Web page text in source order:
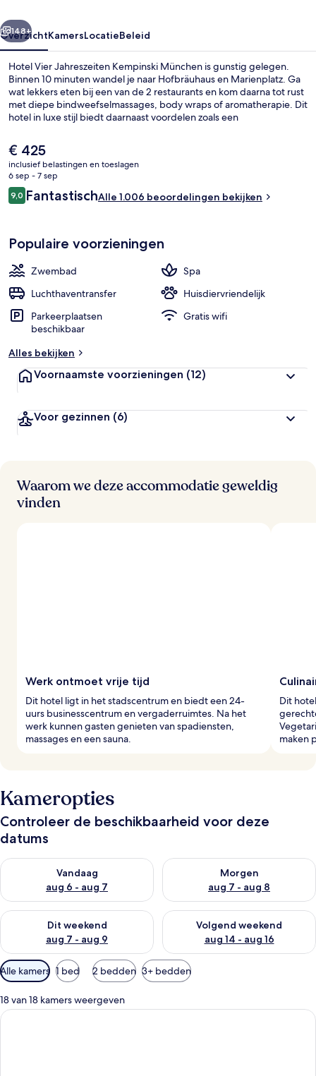
Volgende
148+
OverzichtKamersLocatieBeleid
Hotel Vier Jahreszeiten Kempinski München is gunstig gelegen.
Binnen 10 minuten wandel je naar Hofbräuhaus en Marienplatz. Ga
wat lekkers eten bij een van de 2 restaurants en kom daarna tot rust
met diepe bindweefselmassages, body wraps of aromatherapie. Dit
hotel in luxe stijl biedt daarnaast voordelen zoals een
Het openbaar vervoer vind je op korte loopafstand: Tramhalte
Kammerspiele ligt vlakbij en Tramhalte Nationaltheater ligt 3
minuten verderop.
De
huidige
prijs
is
€ 425
€ 425
inclusief belastingen en toeslagen
6 sep - 7 sep
Beoordelingen
9,09,0 op 10 –
FantastischAlle 1.006 beoordelingen bekijken
Populaire voorzieningen
Zwembad
Spa
Luchthaventransfer
Huisdiervriendelijk
Parkeerplaatsen
beschikbaar
Gratis wifi
Alles bekijken
Voornaamste voorzieningen (12)
Voor gezinnen (6)
Waarom we deze accommodatie geweldig
vinden
Werk ontmoet vrije tijd
Dit hotel ligt in het stadscentrum en biedt een 24-
uurs businesscentrum en vergaderruimtes. Na het
werk kunnen gasten genieten van spadiensten,
massages en een sauna.
Dit
maken
Kameropties
Controleer de beschikbaarheid voor deze
datums
Vandaag
aug 6 - aug 7
De beschikbaarheid controleren voor vanavond aug 6 - aug 7
Morgen
aug 7 - aug 8
De beschikbaarheid
Dit weekend
aug 7 - aug 9
De beschikbaarheid controleren voor dit weekend aug 7 -
Volgend weekend
aug 14 - aug 16
De beschikbaarheid
Beschikbare
filters
voor
kamers
Alle kamers 1 bed 2 bedden 3+ bedden
18 van 18 kamers weergeven